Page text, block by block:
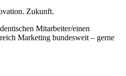
Zukunft.
Mitarbeiter/einen
Marketing bundesweit – gerne